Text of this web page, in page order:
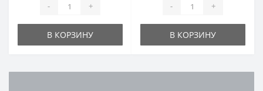
- +
В КОРЗИНУ
- +
В КОРЗИНУ